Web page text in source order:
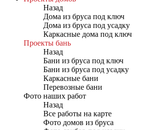
Назад
Дома из бруса под ключ
Дома из бруса под усадку
Каркасные дома под ключ
Проекты бань
Назад
Бани из бруса под ключ
Бани из бруса под усадку
Каркасные бани
Перевозные бани
Фото наших работ
Назад
Все работы на карте
Фото домов из бруса